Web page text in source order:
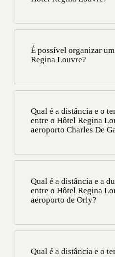
- Hammam
- Espaço de fitness
Sim, o Hôtel Regina
É possível organizar
Regina Louvre?
Sim, você pode organizar
salas de recepção ou áreas
mais informações, entre
telefone +33 1 42 60 33 19
Qual é a distância e o
entre o Hôtel Regina
aeroporto Charles De
A distância entre o Hotel
O tempo de viagem entre o
aproximadamente 45
minutos de transporte
Qual é a distância e a
entre o Hôtel Regina
aeroporto de Orly?
A distância entre o Hôtel
O tempo de viagem entre o
Qual é a distância e o